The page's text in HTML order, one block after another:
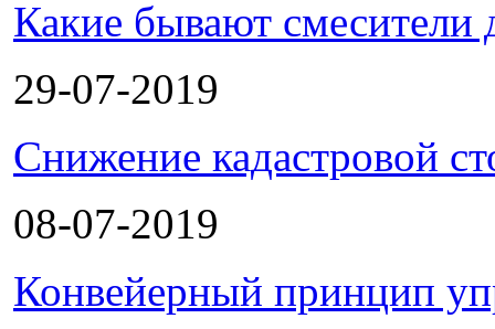
Какие бывают смесители
29-07-2019
Снижение кадастровой
08-07-2019
Конвейерный принцип